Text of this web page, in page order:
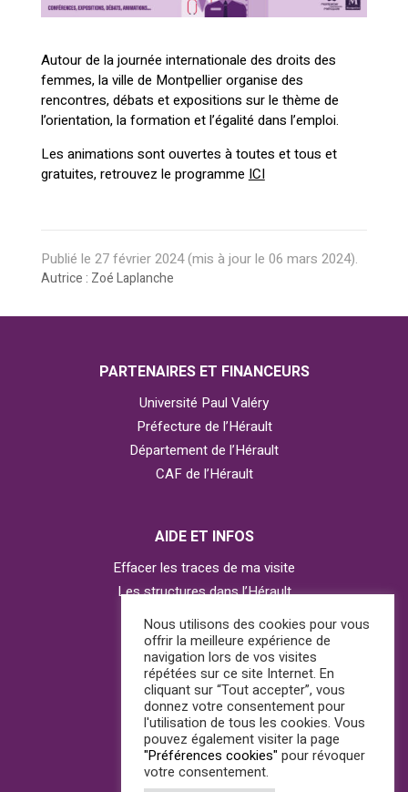
Autour de la journée internationale des droits des
femmes, la ville de Montpellier organise des
rencontres, débats et expositions sur le thème de
l’orientation, la formation et l’égalité dans l’emploi.
Les animations sont ouvertes à toutes et tous et
gratuites, retrouvez le programme ICI
Publié le 27 février 2024(mis à jour le 06 mars 2024).
Autrice : Zoé Laplanche
PARTENAIRES ET FINANCEURS
Université Paul Valéry
Préfecture de l’Hérault
Département de l’Hérault
CAF de l’Hérault
AIDE ET INFOS
Effacer les traces de ma visite
Les structures dans l’Hérault
Contacter l’Observatoire
AGIR
J’ai besoin d’aide
Je suis témoin
Nous utilisons des cookies pour vous
offrir la meilleure expérience de
navigation lors de vos visites
répétées sur ce site Internet. En
cliquant sur “Tout accepter”, vous
donnez votre consentement pour
l'utilisation de tous les cookies. Vous
pouvez également visiter la page
"Préférences cookies" pour révoquer
votre consentement.